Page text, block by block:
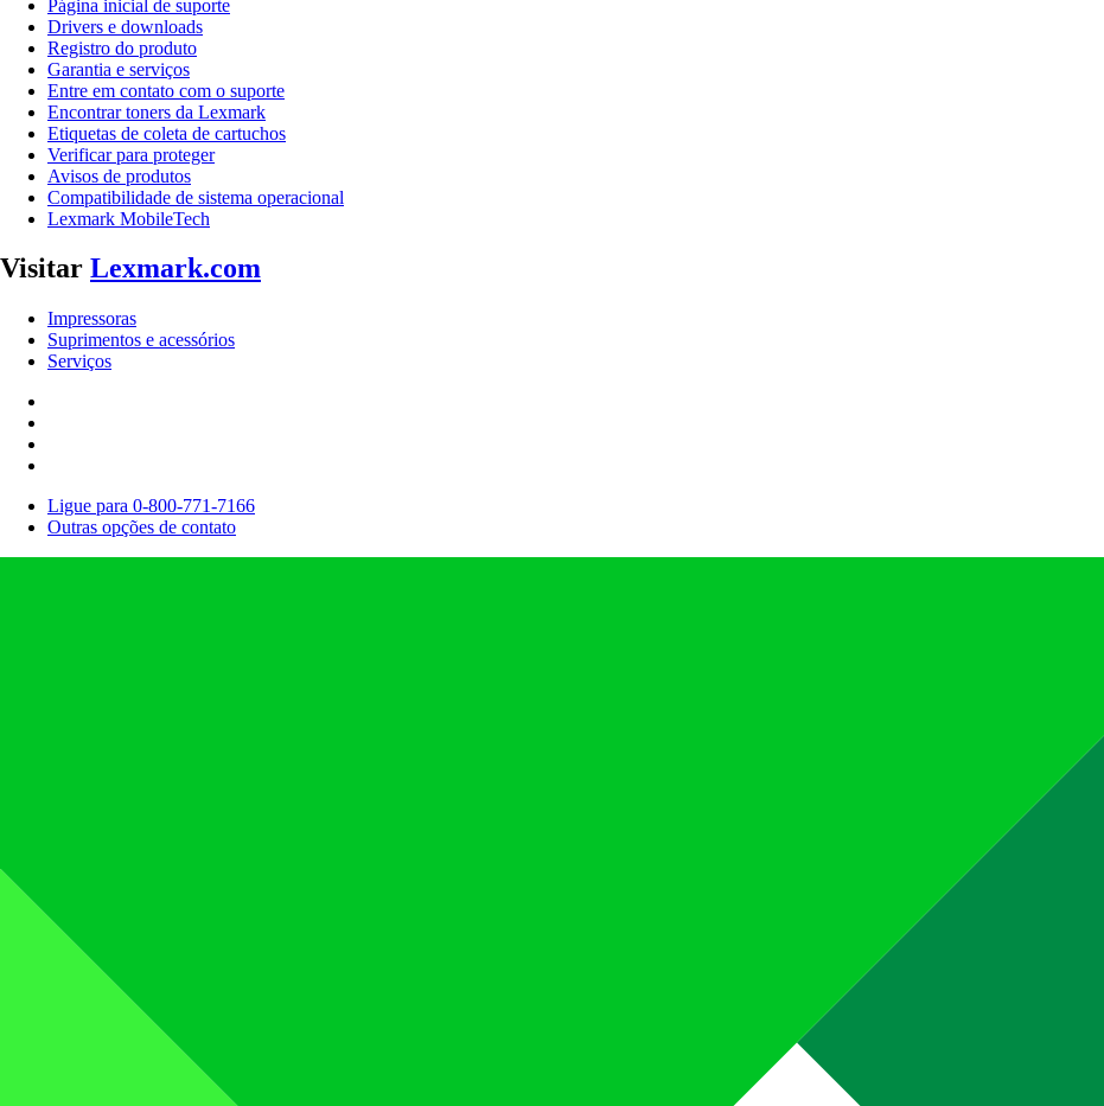
Página inicial de suporte
Drivers e downloads
Registro do produto
Garantia e serviços
Entre em contato com o suporte
Encontrar toners da Lexmark
Etiquetas de coleta de cartuchos
Verificar para proteger
Avisos de produtos
Compatibilidade de sistema operacional
Lexmark MobileTech
Visitar Lexmark.com
Impressoras
Suprimentos e acessórios
Serviços
Ligue para 0-800-771-7166
Outras opções de contato